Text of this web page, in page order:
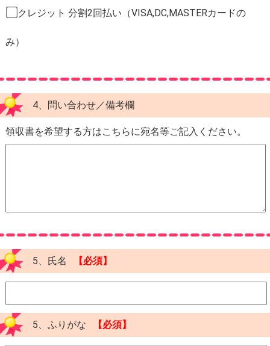
クレジット 分割2回払い（VISA,DC,MASTERカードの
み）
4、問い合わせ／備考欄
領収書を希望する方はこちらに宛名等ご記入ください。
5、氏名 【必須】
5、ふりがな 【必須】